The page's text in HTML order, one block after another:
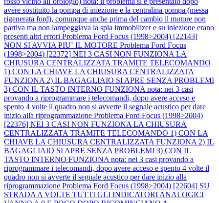
avere sostituito la pompa di iniezione e la centralina pompa (messa
rigenerata ford), comunque anche prima del cambio il motore non
partiva ma non lampeggiava la spia immobilizer e su iniezione erano
presenti altri errori Problema Ford Focus (1998>2004) [22143]
NON SI AVVIA PIU` IL MOTORE Problema Ford Focus
(1998>2004) [22372] NEI 3 CASI NON FUNZIONA LA
CHIUSURA CENTRALIZZATA TRAMITE TELECOMANDO
1) CON LA CHIAVE LA CHIUSURA CENTRALIZZATA
FUNZIONA 2) IL BAGAGLIAIO SI APRE SENZA PROBLEMI
3) CON IL TASTO INTERNO FUNZIONA nota: nei 3 casi
provando a riprogrammare i telecomandi, dopo avere acceso e
spento 4 volte il quadro non si avverte il segnale acustico per dare
inizio alla riprogrammazione Problema Ford Focus (1998>2004)
[22376] NEI 3 CASI NON FUNZIONA LA CHIUSURA
CENTRALIZZATA TRAMITE TELECOMANDO 1) CON LA
CHIAVE LA CHIUSURA CENTRALIZZATA FUNZIONA 2) IL
BAGAGLIAIO SI APRE SENZA PROBLEMI 3) CON IL
TASTO INTERNO FUNZIONA nota: nei 3 casi provando a
riprogrammare i telecomandi, dopo avere acceso e spento 4 volte il
quadro non si avverte il segnale acustico per dare inizio alla
riprogrammazione Problema Ford Focus (1998>2004) [22604] SU
STRADA A VOLTE TUTTI GLI INDICATORI ANALOGICI